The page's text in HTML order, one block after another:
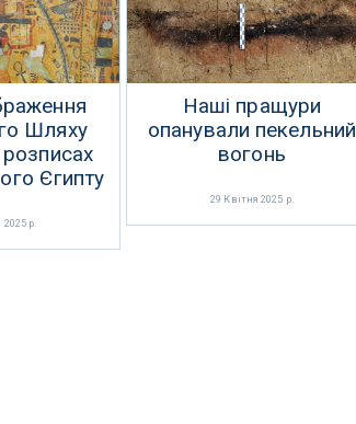
Шляху
Єгипту
2025 р.
Наші пращури
опанували пекельний
вогонь
29 Квітня 2025 р.